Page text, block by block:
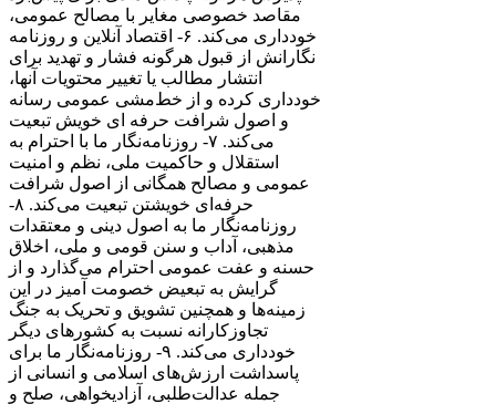
مقاصد خصوصی مغایر با مصالح عمومی،
خودداری می‌کند. ۶- اقتصاد آنلاین و روزنامه
نگارانش از قبول هرگونه فشار و تهدید برای
انتشار مطالب یا تغییر محتویات آنها،
خودداری کرده و از خط‌مشی عمومی رسانه
و اصول شرافت حرفه ای خویش تبعیت
می‌کند. ۷- روزنامه‌نگار ما با احترام به
استقلال و حاکمیت ملی، نظم و امنیت
عمومی و مصالح همگانی از اصول شرافت
حرفه‌ای خویشتن تبعیت می‌کند. ۸-
روزنامه‌نگار ما به اصول دینی و معتقدات
مذهبی، آداب و سنن قومی و ملی، اخلاق
حسنه و عفت عمومی احترام می‌گذارد و از
گرایش به تبعیض خصومت آمیز در این
زمینه‌ها و همچنین تشویق و تحریک به جنگ
تجاوزکارانه نسبت به کشورهای دیگر
خودداری می‌کند. ۹- روزنامه‌نگار ما برای
پاسداشت ارزش‌های اسلامی و انسانی از
جمله عدالت‌طلبی، آزادیخواهی، صلح و